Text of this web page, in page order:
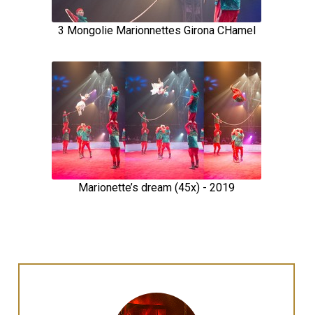
3 Mongolie Marionnettes Girona CHamel
Marionette’s dream (45x) - 2019